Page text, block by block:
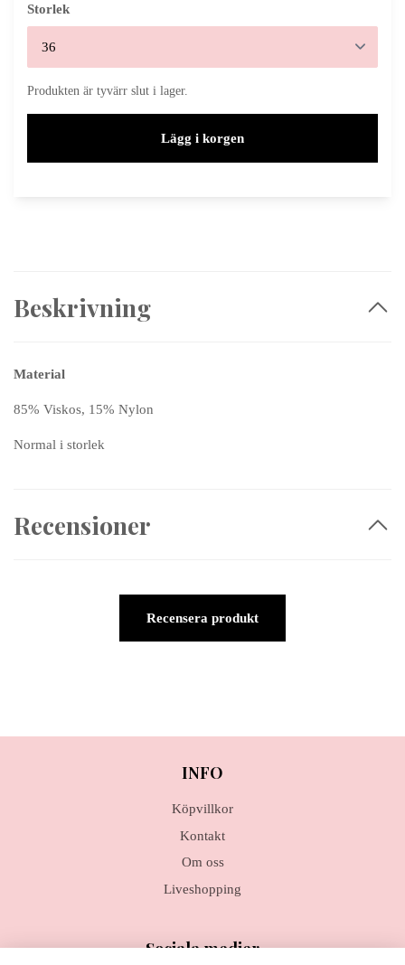
Storlek
Produkten är tyvärr slut i lager.
Lägg i korgen
Beskrivning
Material
85% Viskos, 15% Nylon
Normal i storlek
Recensioner
Recensera produkt
INFO
Köpvillkor
Kontakt
Om oss
Liveshopping
Sociala medier